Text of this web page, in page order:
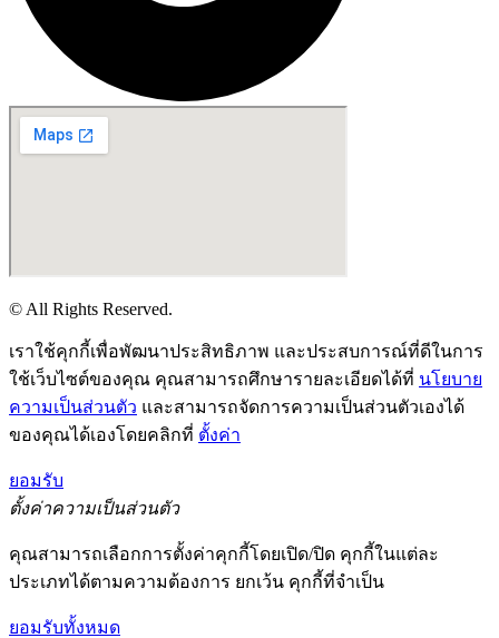
© All Rights Reserved.
เราใช้คุกกี้เพื่อพัฒนาประสิทธิภาพ และประสบการณ์ที่ดีในการ
ใช้เว็บไซต์ของคุณ คุณสามารถศึกษารายละเอียดได้ที่ นโยบาย
ความเป็นส่วนตัว และสามารถจัดการความเป็นส่วนตัวเองได้
ของคุณได้เองโดยคลิกที่ ตั้งค่า
ยอมรับ
ตั้งค่าความเป็นส่วนตัว
คุณสามารถเลือกการตั้งค่าคุกกี้โดยเปิด/ปิด คุกกี้ในแต่ละ
ประเภทได้ตามความต้องการ ยกเว้น คุกกี้ที่จำเป็น
ยอมรับทั้งหมด